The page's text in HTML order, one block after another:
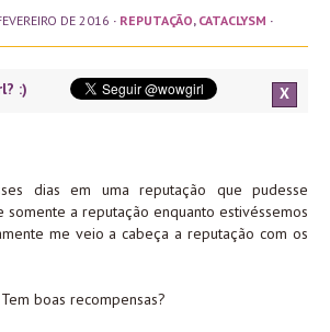
DE 2016 · REPUTAÇÃO, CATACLYSM ·
:) X
dias em uma reputação que pudesse
a reputação enquanto estivéssemos
me veio a cabeça a reputação com os
boas recompensas?